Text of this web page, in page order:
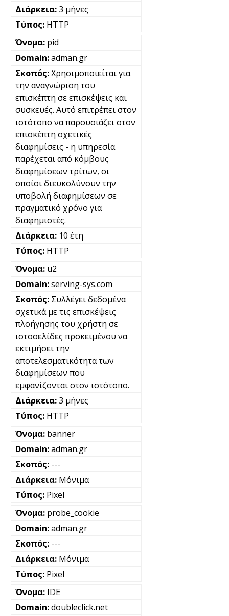
3 μήνες
HTTP
pid
adman.gr
Χρησιμοποιείται για
την αναγνώριση του
επισκέπτη σε επισκέψεις και
συσκευές. Αυτό επιτρέπει στον
ιστότοπο να παρουσιάζει στον
επισκέπτη σχετικές
διαφημίσεις - η υπηρεσία
παρέχεται από κόμβους
διαφημίσεων τρίτων, οι
οποίοι διευκολύνουν την
υποβολή διαφημίσεων σε
πραγματικό χρόνο για
διαφημιστές.
10 έτη
HTTP
u2
serving-sys.com
Συλλέγει δεδομένα
σχετικά με τις επισκέψεις
πλοήγησης του χρήστη σε
ιστοσελίδες προκειμένου να
εκτιμήσει την
αποτελεσματικότητα των
διαφημίσεων που
εμφανίζονται στον ιστότοπο.
3 μήνες
HTTP
banner
adman.gr
---
Μόνιμα
Pixel
probe_cookie
adman.gr
---
Μόνιμα
Pixel
IDE
doubleclick.net